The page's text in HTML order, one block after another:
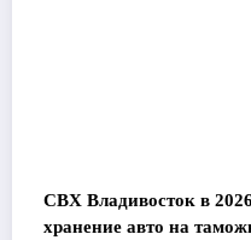
СВХ Владивосток в
хранение авто на